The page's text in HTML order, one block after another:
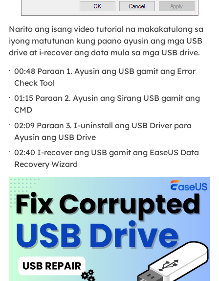
Narito ang isang video tutorial na makakatulong sa
iyong matutunan kung paano ayusin ang mga USB
drive at i-recover ang data mula sa mga USB drive.
00:48 Paraan 1. Ayusin ang USB gamit ang Error
Check Tool
01:15 Paraan 2. Ayusin ang Sirang USB gamit ang
CMD
02:09 Paraan 3. I-uninstall ang USB Driver para
Ayusin ang USB Drive
02:40 I-recover ang USB gamit ang EaseUS Data
Recovery Wizard